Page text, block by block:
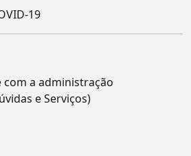
19
com a administração
e Serviços)